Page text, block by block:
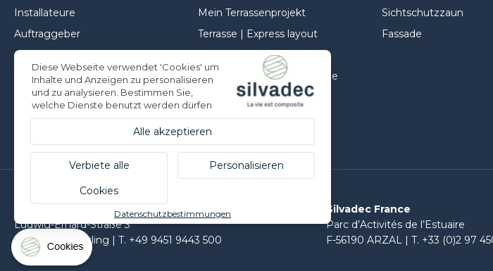
Installateure
Auftraggeber
Mein Terrassenprojekt
Terrasse | Express layout
Mein Zaunprojekt
Mein Projekt für die Fassade
Inspirationen
Tipps zur Installation
Sichtschutzzaun
Fassade
Silvadec Deutschland
Ludwig-Erhard-Straße 3
D-84069 Schierling | T. +49 9451 9443 500
Silvadec France
Parc d’Activités de l’Estuaire
F-56190 ARZAL | T. +33 (0)2 97
Diese Webseite verwendet 'Cookies' um
Inhalte und Anzeigen zu personalisieren
und zu analysieren. Bestimmen Sie,
welche Dienste benutzt werden dürfen
Alle akzeptieren
Verbiete alle
Cookies
Personalisieren
Datenschutzbestimmungen